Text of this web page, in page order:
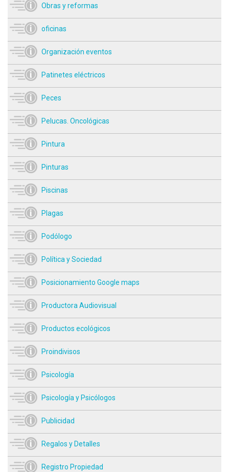
Obras y reformas
oficinas
Organización eventos
Patinetes eléctricos
Peces
Pelucas. Oncológicas
Pintura
Pinturas
Piscinas
Plagas
Podólogo
Política y Sociedad
Posicionamiento Google maps
Productora Audiovisual
Productos ecológicos
Proindivisos
Psicología
Psicología y Psicólogos
Publicidad
Regalos y Detalles
Registro Propiedad